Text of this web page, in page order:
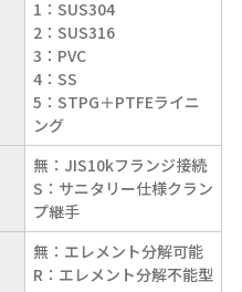
1：SUS304
2：SUS316
3：PVC
4：SS
5：STPG＋PTFEライニ
ング
無：JIS10kフランジ接続
S：サニタリー仕様クラン
プ継手
無：エレメント分解可能
R：エレメント分解不能型